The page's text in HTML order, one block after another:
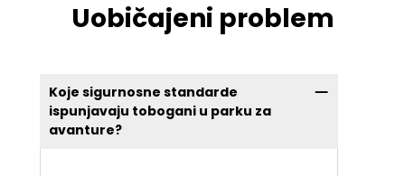
Uobičajeni problem
Koje sigurnosne standarde
ispunjavaju tobogani u parku za
avanture?